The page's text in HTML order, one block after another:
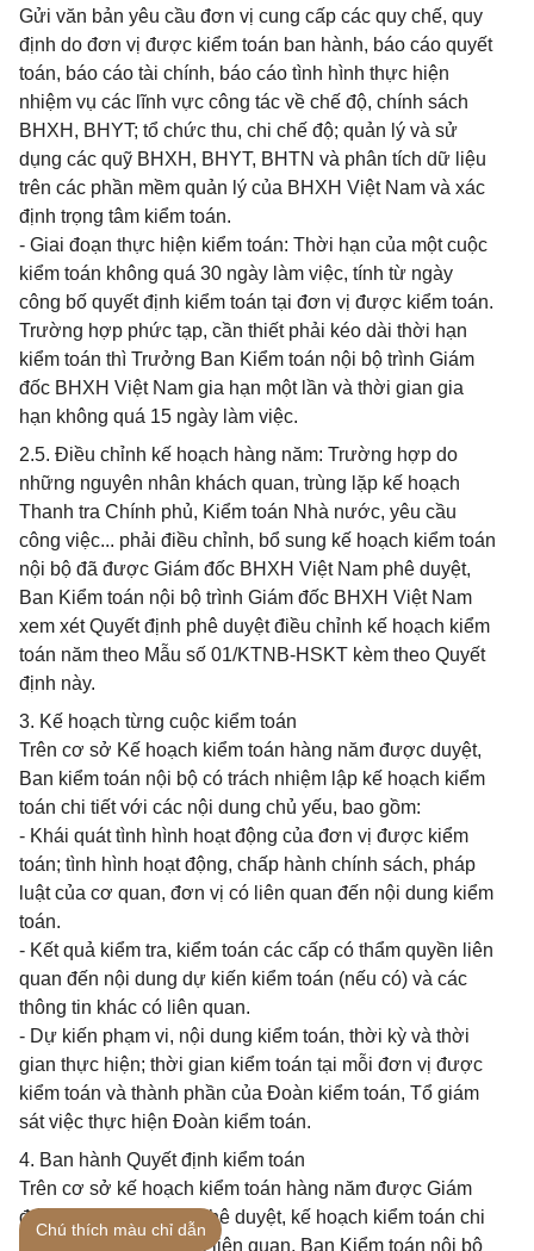
Gửi văn bản yêu cầu đơn vị cung cấp các quy chế, quy
định do đơn vị được kiểm toán ban hành, báo cáo quyết
toán, báo cáo tài chính, báo cáo tình hình thực hiện
nhiệm vụ các lĩnh vực công tác về chế độ, chính sách
BHXH, BHYT; tổ chức thu, chi chế độ; quản lý và sử
dụng các quỹ BHXH, BHYT, BHTN và phân tích dữ liệu
trên các phần mềm quản lý của BHXH Việt Nam và xác
định trọng tâm kiểm toán.
- Giai đoạn thực hiện kiểm toán: Thời hạn của một cuộc
kiểm toán không quá 30 ngày làm việc, tính từ ngày
công bố quyết định kiểm toán tại đơn vị được kiểm toán.
Trường hợp phức tạp, cần thiết phải kéo dài thời hạn
kiểm toán thì Trưởng Ban Kiểm toán nội bộ trình Giám
đốc BHXH Việt Nam gia hạn một lần và thời gian gia
hạn không quá 15 ngày làm việc.
2.5. Điều chỉnh kế hoạch hàng năm: Trường hợp do
những nguyên nhân khách quan, trùng lặp kế hoạch
Thanh tra Chính phủ, Kiểm toán Nhà nước, yêu cầu
công việc... phải điều chỉnh, bổ sung kế hoạch kiểm toán
nội bộ đã được Giám đốc BHXH Việt Nam phê duyệt,
Ban Kiểm toán nội bộ trình Giám đốc BHXH Việt Nam
xem xét Quyết định phê duyệt điều chỉnh kế hoạch kiểm
toán năm theo Mẫu số 01/KTNB-HSKT kèm theo Quyết
định này.
3. Kế hoạch từng cuộc kiểm toán
Trên cơ sở Kế hoạch kiểm toán hàng năm được duyệt,
Ban kiểm toán nội bộ có trách nhiệm lập kế hoạch kiểm
toán chi tiết với các nội dung chủ yếu, bao gồm:
- Khái quát tình hình hoạt động của đơn vị được kiểm
toán; tình hình hoạt động, chấp hành chính sách, pháp
luật của cơ quan, đơn vị có liên quan đến nội dung kiểm
toán.
- Kết quả kiểm tra, kiểm toán các cấp có thẩm quyền liên
quan đến nội dung dự kiến kiểm toán (nếu có) và các
thông tin khác có liên quan.
- Dự kiến phạm vi, nội dung kiểm toán, thời kỳ và thời
gian thực hiện; thời gian kiểm toán tại mỗi đơn vị được
kiểm toán và thành phần của Đoàn kiểm toán, Tổ giám
sát việc thực hiện Đoàn kiểm toán.
4. Ban hành Quyết định kiểm toán
Trên cơ sở kế hoạch kiểm toán hàng năm được Giám
đốc BHXH Việt Nam phê duyệt, kế hoạch kiểm toán chi
tiết và các nội dung có liên quan, Ban Kiểm toán nội bộ
Chú thích màu chỉ dẫn